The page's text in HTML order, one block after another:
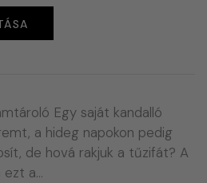
Egy saját kandalló
a hideg napokon pedig
de hová rakjuk a tűzifát? A
ezt a…